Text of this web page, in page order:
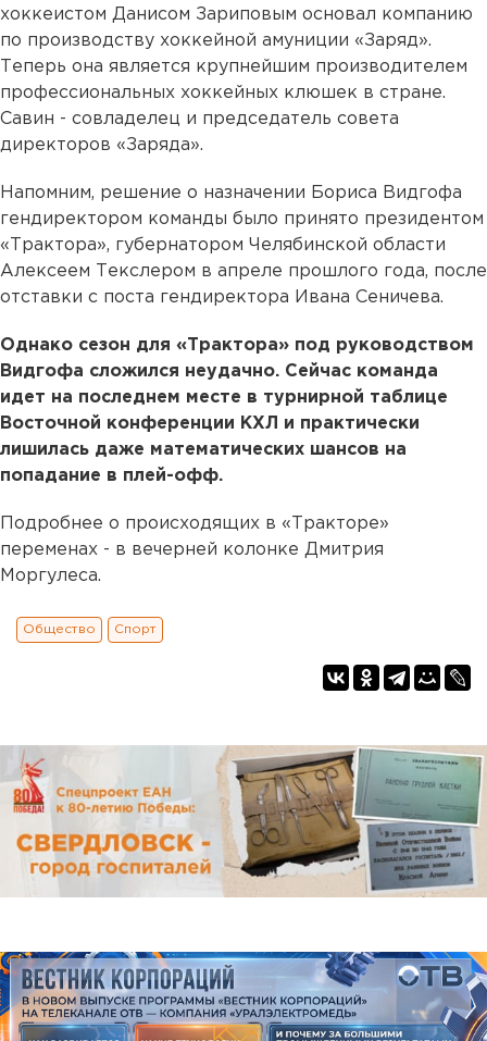
хоккеистом Данисом Зариповым основал компанию
по производству хоккейной амуниции «Заряд».
Теперь она является крупнейшим производителем
профессиональных хоккейных клюшек в стране.
Савин - совладелец и председатель совета
директоров «Заряда».
Напомним, решение о назначении Бориса Видгофа
гендиректором команды было принято президентом
«Трактора», губернатором Челябинской области
Алексеем Текслером в апреле прошлого года, после
отставки с поста гендиректора Ивана Сеничева.
Однако сезон для «Трактора» под руководством
Видгофа сложился неудачно. Сейчас команда
идет на последнем месте в турнирной таблице
Восточной конференции КХЛ и практически
лишилась даже математических шансов на
попадание в плей-офф.
Подробнее о происходящих в «Тракторе»
переменах - в вечерней колонке Дмитрия
Моргулеса.
Общество Спорт